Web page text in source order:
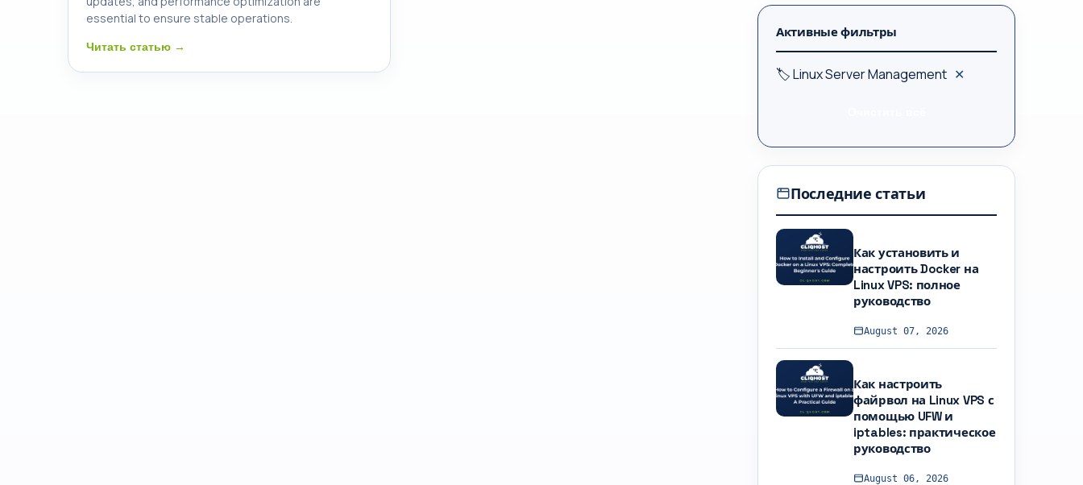
Активные фильтры
🏷 Linux Server Management ✕
Последние статьи
Как установить и
настроить Docker на
Linux VPS: полное
руководство
August 07, 2026
Как настроить
файрвол на Linux VPS с
помощью UFW и
iptables: практическое
руководство
August 06, 2026
essential to ensure stable operations.
Читать статью →